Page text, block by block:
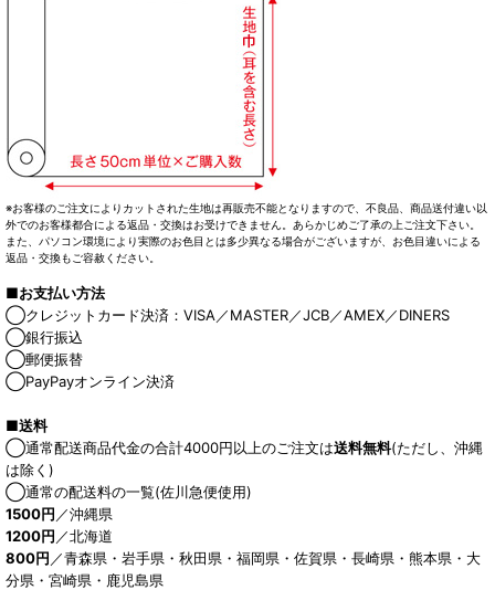
※お客様のご注文によりカットされた生地は再販売不能となりますので、不良品、商品送付違い以
外でのお客様都合による返品・交換はお受けできません。あらかじめご了承の上ご注文下さい。
また、パソコン環境により実際のお色目とは多少異なる場合がございますが、お色目違いによる
返品・交換もご容赦ください。
■お支払い方法
◯クレジットカード決済：VISA／MASTER／JCB／AMEX／DINERS
◯銀行振込
◯郵便振替
◯PayPayオンライン決済
■送料
◯通常配送商品代金の合計4000円以上のご注文は送料無料(ただし、沖縄
は除く)
◯通常の配送料の一覧(佐川急便使用)
1500円 ／沖縄県
1200円 ／北海道
800円 ／青森県・岩手県・秋田県・福岡県・佐賀県・長崎県・熊本県・大
分県・宮崎県・鹿児島県